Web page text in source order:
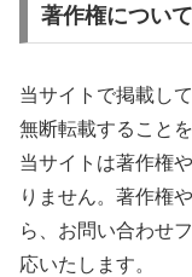
著作権について
当サイトで掲載し
無断転載すること
当サイトは著作権
りません。著作権
ら、お問い合わせ
応いたします。